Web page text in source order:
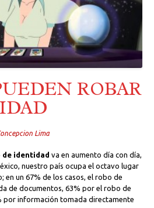
ROBAR
Lima
de identidad va en aumento día con día,
nuestro país ocupa el octavo lugar
en un 67% de los casos, el robo de
de documentos, 63% por el robo de
por información tomada directamente